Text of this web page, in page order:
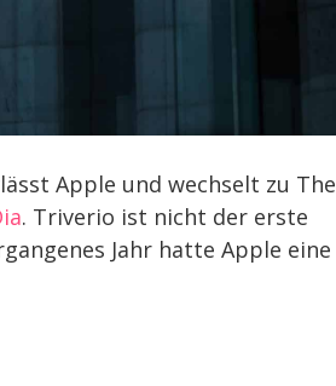
Apple und wechselt zu The
. Triverio ist nicht der erste
Jahr hatte Apple eine